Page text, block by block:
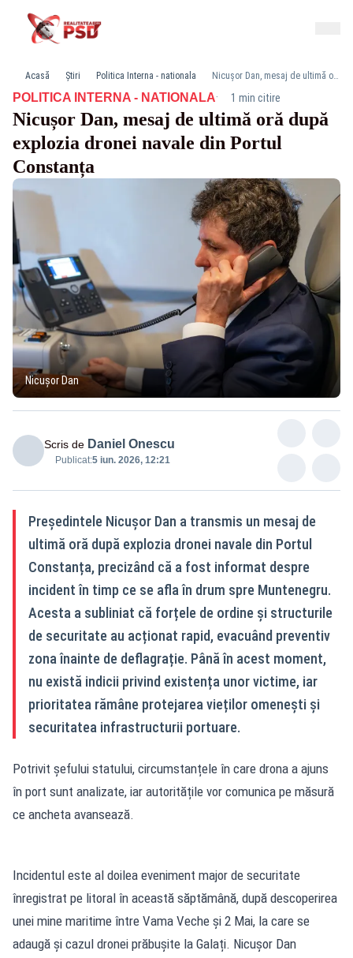
Acasă Știri Politica Interna - nationala Nicușor Dan, mesaj de ultimă oră după explozia dronei navale din Portul Constanța
POLITICA INTERNA - NATIONALA· 1 min citire
Nicușor Dan, mesaj de ultimă oră după
explozia dronei navale din Portul
Constanța
Nicușor Dan
Scris de Daniel Onescu
Publicat:5 iun. 2026, 12:21
Președintele Nicușor Dan a transmis un mesaj de
ultimă oră după explozia dronei navale din Portul
Constanța, precizând că a fost informat despre
incident în timp ce se afla în drum spre Muntenegru.
Acesta a subliniat că forțele de ordine și structurile
de securitate au acționat rapid, evacuând preventiv
zona înainte de deflagrație. Până în acest moment,
nu există indicii privind existența unor victime, iar
prioritatea rămâne protejarea vieților omenești și
securitatea infrastructurii portuare.
Potrivit șefului statului, circumstanțele în care drona a ajuns
în port sunt analizate, iar autoritățile vor comunica pe măsură
ce ancheta avansează.
Incidentul este al doilea eveniment major de securitate
înregistrat pe litoral în această săptămână, după descoperirea
unei mine maritime între Vama Veche și 2 Mai, la care se
adaugă și cazul dronei prăbușite la Galați. Nicușor Dan